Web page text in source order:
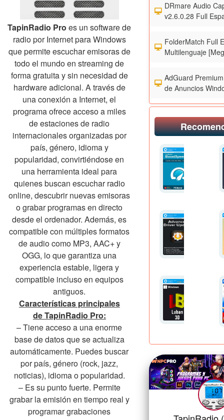
TapinRadio Pro es un software de
radio por Internet para Windows
que permite escuchar emisoras de
todo el mundo en streaming de
forma gratuita y sin necesidad de
hardware adicional. A través de
una conexión a Internet, el
programa ofrece acceso a miles
de estaciones de radio
internacionales organizadas por
país, género, idioma y
popularidad, convirtiéndose en
una herramienta ideal para
quienes buscan escuchar radio
online, descubrir nuevas emisoras
o grabar programas en directo
desde el ordenador. Además, es
compatible con múltiples formatos
de audio como MP3, AAC+ y
OGG, lo que garantiza una
experiencia estable, ligera y
compatible incluso en equipos
antiguos.
Características principales
de TapinRadio Pro:
– Tiene acceso a una enorme
base de datos que se actualiza
automáticamente. Puedes buscar
por país, género (rock, jazz,
noticias), idioma o popularidad.
– Es su punto fuerte. Permite
grabar la emisión en tiempo real y
programar grabaciones
DRmare Audio
v2.6.0.28 Full
FolderMatch Full
Multilenguaje
AdGuard
de Anuncios